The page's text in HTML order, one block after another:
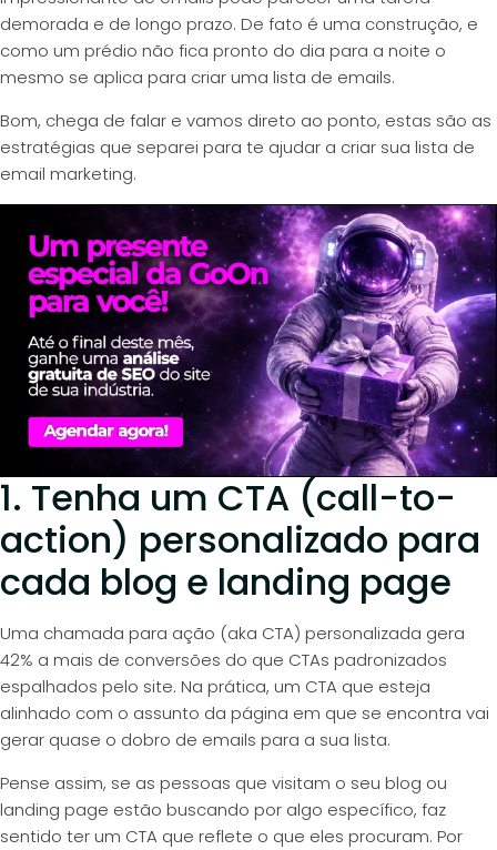
demorada e de longo prazo. De fato é uma construção, e
como um prédio não fica pronto do dia para a noite o
mesmo se aplica para criar uma lista de emails.
Bom, chega de falar e vamos direto ao ponto, estas são as
estratégias que separei para te ajudar a criar sua lista de
email marketing.
1. Tenha um CTA (call-to-
action) personalizado para
cada blog e landing page
Uma chamada para ação (aka CTA) personalizada gera
42% a mais de conversões do que CTAs padronizados
espalhados pelo site. Na prática, um CTA que esteja
alinhado com o assunto da página em que se encontra vai
gerar quase o dobro de emails para a sua lista.
Pense assim, se as pessoas que visitam o seu blog ou
landing page estão buscando por algo específico, faz
sentido ter um CTA que reflete o que eles procuram. Por